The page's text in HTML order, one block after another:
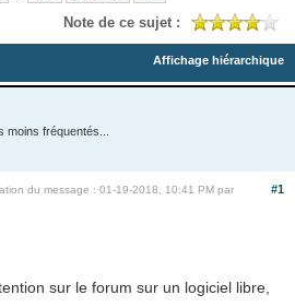
Note de ce sujet :
Affichage hiérarchique
moins fréquentés...
#1
du message : 01-19-2018, 10:41 PM par
sur le forum sur un logiciel libre,